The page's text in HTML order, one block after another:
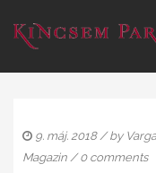
9. máj. 2018/ by
Magazin /0 comments